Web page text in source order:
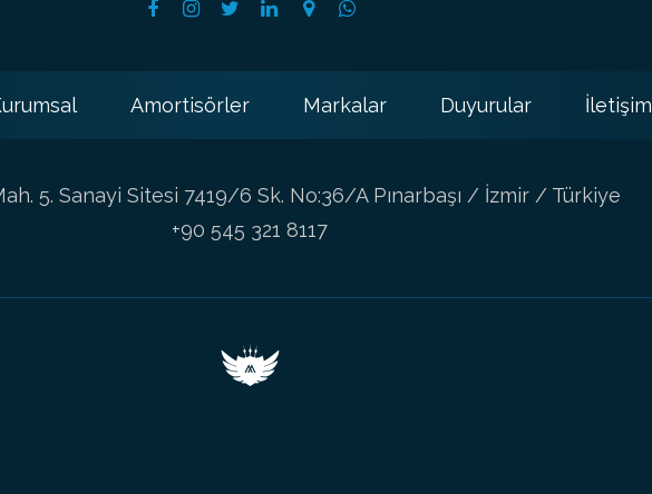
Amortisörler Markalar Duyurular İletişim
5. Sanayi Sitesi 7419/6 Sk. No:36/A Pınarbaşı / İzmir / Türkiye
+90 545 321 8117